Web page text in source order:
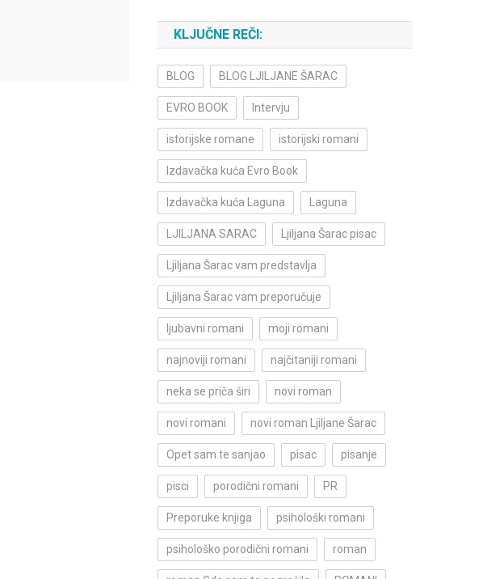
KLJUČNE REČI:
BLOG BLOG LJILJANE ŠARAC
EVRO BOOK Intervju
istorijske romane istorijski romani
Izdavačka kuća Evro Book
Izdavačka kuća Laguna Laguna
LJILJANA SARAC Ljiljana Šarac pisac
Ljiljana Šarac vam predstavlja
Ljiljana Šarac vam preporučuje
ljubavni romani moji romani
najnoviji romani najčitaniji romani
neka se priča širi novi roman
novi romani novi roman Ljiljane Šarac
Opet sam te sanjao pisac pisanje
pisci porodični romani PR
Preporuke knjiga psihološki romani
psihološko porodični romani roman